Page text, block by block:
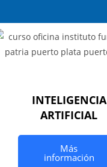
INTELIGENCIA
ARTIFICIAL
Más
información